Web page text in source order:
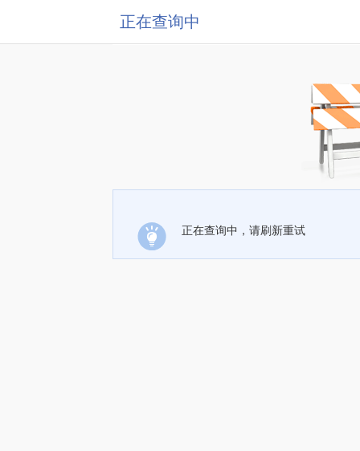
正在查询中
正在查询中，请刷新重试